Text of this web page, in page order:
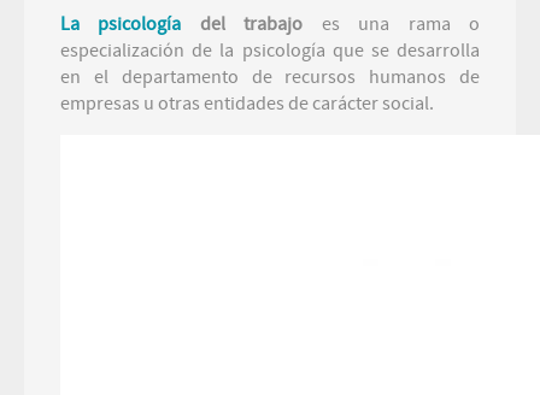
La psicología del trabajo es una rama o
especialización de la psicología que se desarrolla
en el departamento de recursos humanos de
empresas u otras entidades de carácter social.